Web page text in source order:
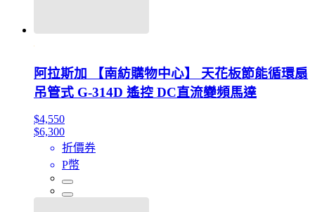
阿拉斯加 【南紡購物中心】 天花板節能循環扇
吊管式 G-314D 遙控 DC直流變頻馬達
$4,550
$6,300
折價券
P幣